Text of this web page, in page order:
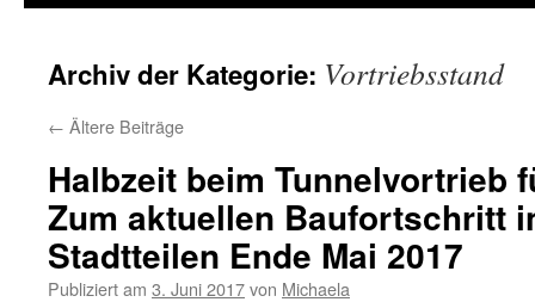
Archiv der Kategorie: Vortriebsstand
← Ältere Beiträge
Halbzeit beim Tunnelvortrieb
Zum aktuellen Baufortschritt
Stadtteilen Ende Mai 2017
Publiziert am 3. Juni 2017von Michaela